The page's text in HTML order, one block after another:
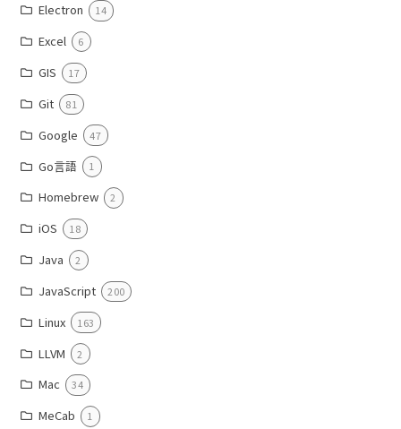
Electron 14
Excel 6
GIS 17
Git 81
Google 47
Go言語 1
Homebrew 2
iOS 18
Java 2
JavaScript 200
Linux 163
LLVM 2
Mac 34
MeCab 1